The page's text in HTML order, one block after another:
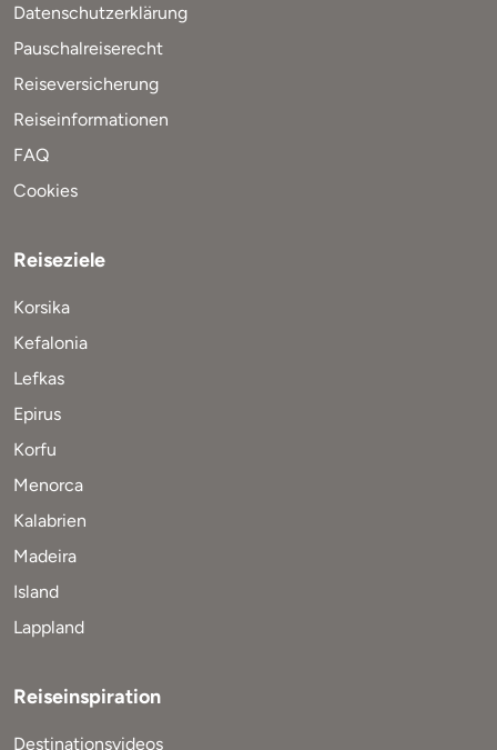
Datenschutzerklärung
Pauschalreiserecht
Reiseversicherung
Reiseinformationen
FAQ
Cookies
Reiseziele
Korsika
Kefalonia
Lefkas
Epirus
Korfu
Menorca
Kalabrien
Madeira
Island
Lappland
Reiseinspiration
Destinationsvideos